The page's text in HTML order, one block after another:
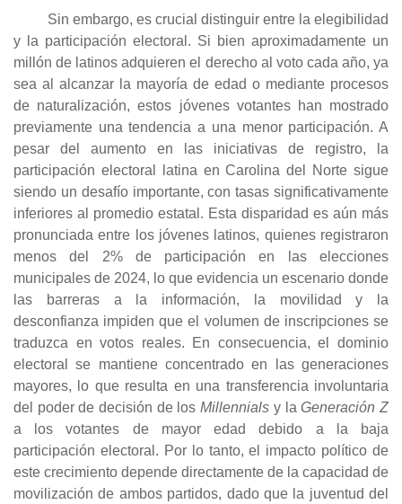
Sin embargo, es crucial distinguir entre la elegibilidad
y la participación electoral. Si bien aproximadamente un
millón de latinos adquieren el derecho al voto cada año, ya
sea al alcanzar la mayoría de edad o mediante procesos
de naturalización, estos jóvenes votantes han mostrado
previamente una tendencia a una menor participación. A
pesar del aumento en las iniciativas de registro, la
participación electoral latina en Carolina del Norte sigue
siendo un desafío importante, con tasas significativamente
inferiores al promedio estatal. Esta disparidad es aún más
pronunciada entre los jóvenes latinos, quienes registraron
menos del 2% de participación en las elecciones
municipales de 2024, lo que evidencia un escenario donde
las barreras a la información, la movilidad y la
desconfianza impiden que el volumen de inscripciones se
traduzca en votos reales. En consecuencia, el dominio
electoral se mantiene concentrado en las generaciones
mayores, lo que resulta en una transferencia involuntaria
del poder de decisión de losMillennials y laGeneración Z
a los votantes de mayor edad debido a la baja
participación electoral. Por lo tanto, el impacto político de
este crecimiento depende directamente de la capacidad de
movilización de ambos partidos, dado que la juventud del